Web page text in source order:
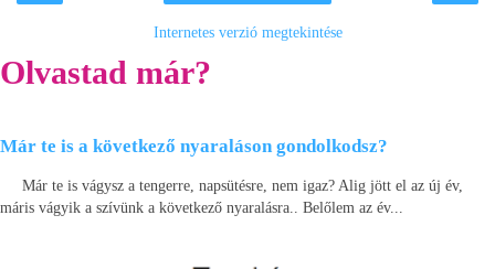
Internetes verzió megtekintése
Olvastad már?
Már te is a következő nyaraláson gondolkodsz?
Már te is vágysz a tengerre, napsütésre, nem igaz? Alig jött el az új év,
máris vágyik a szívünk a következő nyaralásra.. Belőlem az év...